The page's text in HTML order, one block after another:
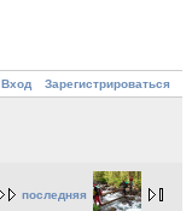
Вход Зарегистрироваться
последняя